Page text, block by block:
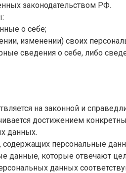
законодательством РФ.
о себе;
изменении) своих
сведения о себе, либо
на законной и
достижением
данных.
содержащих персональные
данные, которые отвечают
данных